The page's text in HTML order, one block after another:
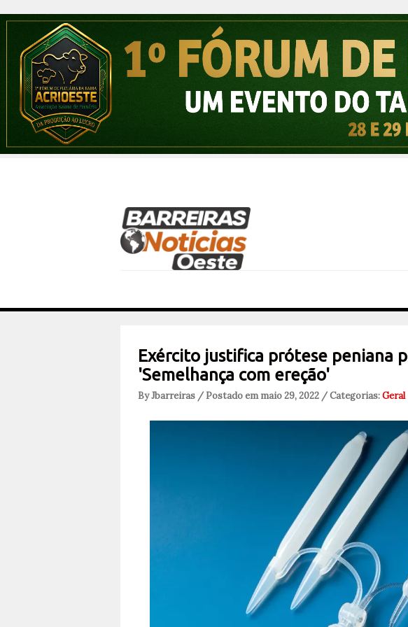
Exército justifica prótese peniana
'Semelhança com ereção'
By Jbarreiras / Postado em maio 29, 2022 / Categorias:Geral